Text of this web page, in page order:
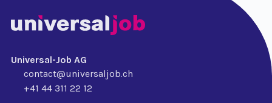
Universal-Job AG
contact@universaljob.ch
+41 44 311 22 12